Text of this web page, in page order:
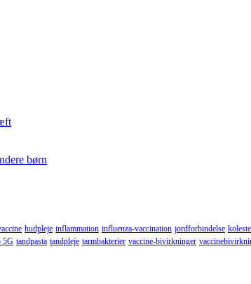
børn
hudpleje inflammation influenza-vaccination jordforbindelse
5G tandpasta tandpleje tarmbakterier vaccine-bivirkninger